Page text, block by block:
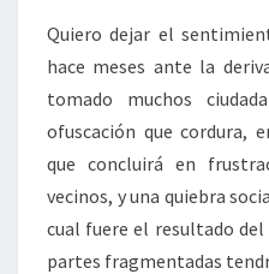
Quiero dejar el
hace meses ante la
tomado muchos
ofuscación que cordura,
que concluirá en
vecinos, y una quiebra
cual fuere el resultado
partes fragmentadas